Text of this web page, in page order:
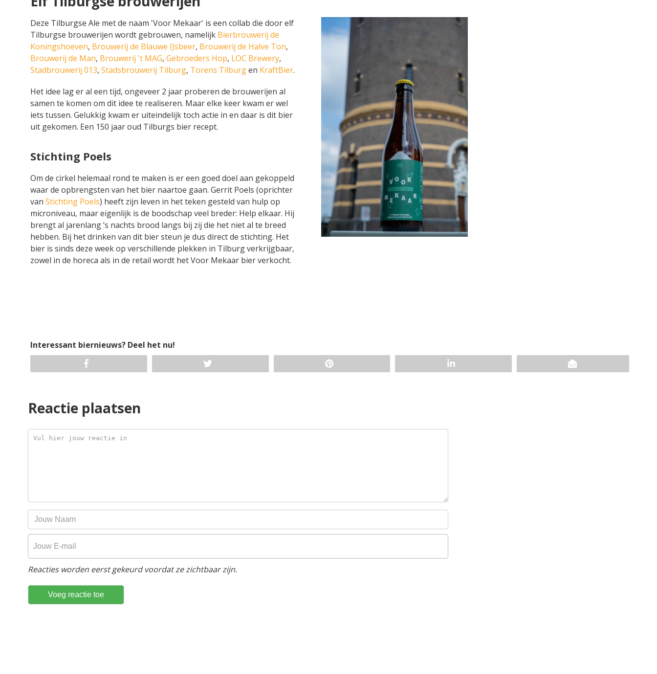
Deze Tilburgse Ale met de naam 'Voor Mekaar' is een collab die door elf
Tilburgse brouwerijen wordt gebrouwen, namelijk Bierbrouwerij de
Koningshoeven, Brouwerij de Blauwe IJsbeer, Brouwerij de Halve Ton,
Brouwerij de Man, Brouwerij 't MAG, Gebroeders Hop, LOC Brewery,
Stadbrouwerij 013, Stadsbrouwerij Tilburg, Torens Tilburgen KraftBier.
Het idee lag er al een tijd, ongeveer 2 jaar proberen de brouwerijen al
samen te komen om dit idee te realiseren. Maar elke keer kwam er wel
iets tussen. Gelukkig kwam er uiteindelijk toch actie in en daar is dit bier
uit gekomen. Een 150 jaar oud Tilburgs bier recept.
Stichting Poels
Om de cirkel helemaal rond te maken is er een goed doel aan gekoppeld
waar de opbrengsten van het bier naartoe gaan. Gerrit Poels (oprichter
van Stichting Poels) heeft zijn leven in het teken gesteld van hulp op
microniveau, maar eigenlijk is de boodschap veel breder: Help elkaar. Hij
brengt al jarenlang ’s nachts brood langs bij zij die het niet al te breed
hebben. Bij het drinken van dit bier steun je dus direct de stichting. Het
bier is sinds deze week op verschillende plekken in Tilburg verkrijgbaar,
zowel in de horeca als in de retail wordt het Voor Mekaar bier verkocht.
Interessant biernieuws? Deel het nu!
Reactie plaatsen
Reacties worden eerst gekeurd voordat ze zichtbaar zijn.